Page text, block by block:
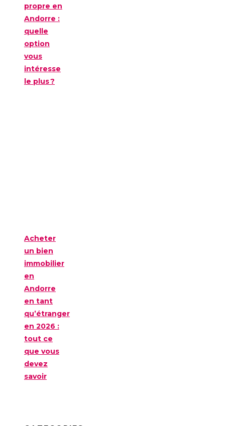
propre en
Andorre :
quelle
option
vous
intéresse
le plus ?
Acheter
un bien
immobilier
en
Andorre
en tant
qu’étranger
en 2026 :
tout ce
que vous
devez
savoir